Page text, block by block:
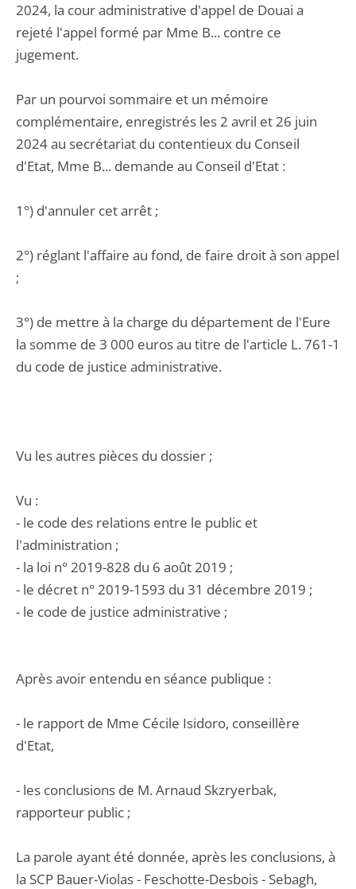
2024, la cour administrative d'appel de Douai a
rejeté l'appel formé par Mme B... contre ce
jugement.
Par un pourvoi sommaire et un mémoire
complémentaire, enregistrés les 2 avril et 26 juin
2024 au secrétariat du contentieux du Conseil
d'Etat, Mme B... demande au Conseil d'Etat :
1°) d'annuler cet arrêt ;
2°) réglant l'affaire au fond, de faire droit à son appel
;
3°) de mettre à la charge du département de l'Eure
la somme de 3 000 euros au titre de l'article L. 761-1
du code de justice administrative.
Vu les autres pièces du dossier ;
Vu :
- le code des relations entre le public et
l'administration ;
- la loi n° 2019-828 du 6 août 2019 ;
- le décret n° 2019-1593 du 31 décembre 2019 ;
- le code de justice administrative ;
Après avoir entendu en séance publique :
- le rapport de Mme Cécile Isidoro, conseillère
d'Etat,
- les conclusions de M. Arnaud Skzryerbak,
rapporteur public ;
La parole ayant été donnée, après les conclusions, à
la SCP Bauer-Violas - Feschotte-Desbois - Sebagh,